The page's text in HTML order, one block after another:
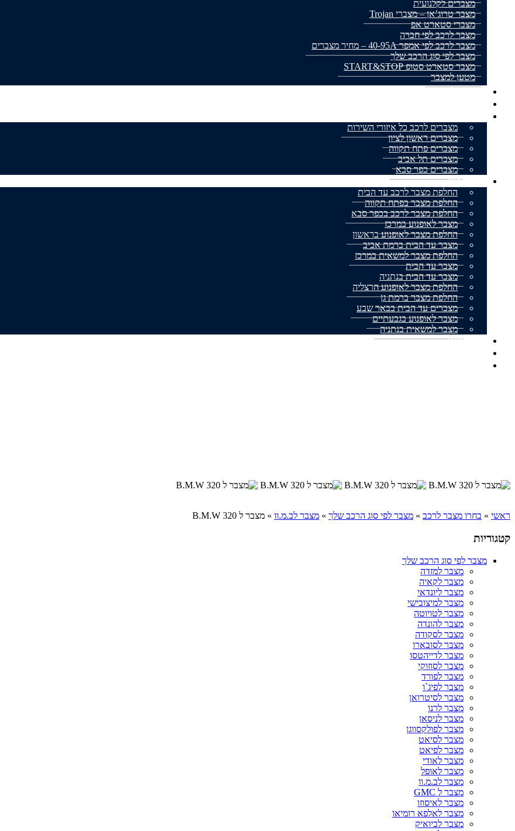
מצברים לקלנועית
מצבר טרוג’אן – מצברי Trojan
מצברי סטארט אפ
מצבר לרכב לפי חברה
מצבר לרכב לפי אמפר 40-95A – מחיר מצברים
מצבר לפי סוג הרכב שלך
מצבר סטארט סטופ START&STOP
מטען למצבר
מצברים לרכב כל איזורי השירות
מצברים ראשון לציון
מצברים פתח תקווה
מצברים תל אביב
מצברים כפר סבא
מאמרים
החלפת מצבר לרכב עד הבית
החלפת מצבר בפתח תקווה
החלפת מצבר לרכב בכפר סבא
מצבר לאופנוע במרכז
החלפת מצבר לאופנוע בראשון
מצבר עד הבית ברמת אביב
החלפת מצבר למשאית במרכז
מצבר עד הבית
מצבר עד הבית בנתניה
החלפת מצבר לאופנוע הרצליה
החלפת מצבר ברמת גן
מצברים עד הבית בבאר שבע
מצבר לאופנוע בגבעתיים
מצבר למשאית בנתניה
אודותינו
ראשי » בחרו מצבר לרכב » מצבר לפי סוג הרכב שלך » מצבר לב.מ.וו » מצבר ל 320 B.M.W
קטגוריות
מצבר לפי סוג הרכב שלך
מצבר למזדה
מצבר לקאיה
מצבר ליונדאי
מצבר למיצובישי
מצבר לטויוטה
מצבר להונדה
מצבר לסקודה
מצבר לסובארו
מצבר לדייהטסו
מצבר לסוזוקי
מצבר לפורד
מצבר לפיג`ו
מצבר לסיטרואן
מצבר לרנו
מצבר לניסאן
מצבר לפולקסווגן
מצבר לסיאט
מצבר לפיאט
מצבר לאודי
מצבר לאופל
מצבר לב.מ.וו
מצבר ל GMC
מצבר לאיסוזו
מצבר לאלפא רומיאו
מצבר לביואיק